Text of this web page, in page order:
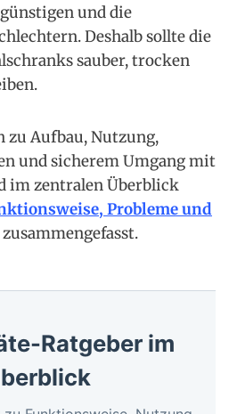
und die
Deshalb sollte die
sauber, trocken
zu Aufbau, Nutzung,
und sicherem Umgang mit
im zentralen Überblick
Probleme und
zusammengefasst.
Ratgeber im